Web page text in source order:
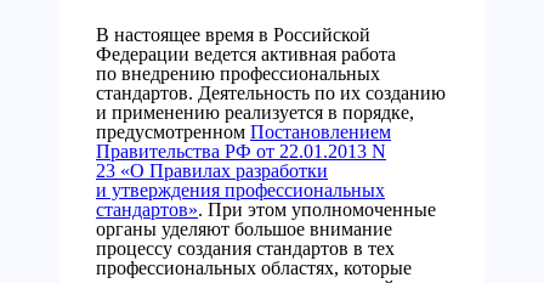
В настоящее время в Российской
Федерации ведется активная работа
по внедрению профессиональных
стандартов. Деятельность по их созданию
и применению реализуется в порядке,
предусмотренном Постановлением
Правительства РФ от 22.01.2013 N
23 «О Правилах разработки
и утверждения профессиональных
стандартов». При этом уполномоченные
органы уделяют большое внимание
процессу создания стандартов в тех
профессиональных областях, которые